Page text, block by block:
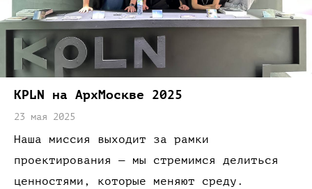
KPLN на АрхМоскве 2025
23 мая 2025
Наша миссия выходит за рамки
проектирования — мы стремимся делиться
ценностями,
которые меняют среду.